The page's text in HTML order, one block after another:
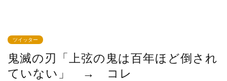
ツイッター
鬼滅の刃「上弦の鬼は百年ほど倒され
ていない」 → コレ